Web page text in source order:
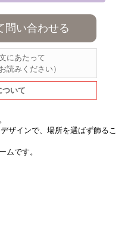
問い合わせる
にあたって
読みください）
ついて
ザインで、場所を選ばず飾るこ
ムです。